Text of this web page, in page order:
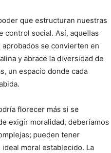
que estructuran nuestras
control social. Así, aquellas
se convierten en
y abrace la diversidad de
un espacio donde cada
florecer más si se
exigir moralidad, deberíamos
pueden tener
moral establecido. La